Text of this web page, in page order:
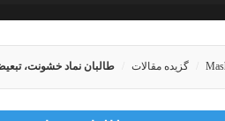
گزیده مقالات طالبان نماد خشونت،